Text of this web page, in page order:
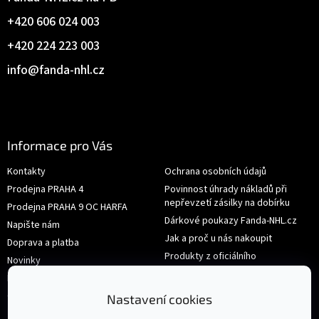
Nastavení cookies
info@fanda-nhl.cz
+420 224 223 003
+420 606 024 003
Informace pro Vás
Kontakty
Prodejna PRAHA 4
Prodejna PRAHA 9 OC HARFA
Napište nám
Doprava a platba
Novinky
Hodnocení obchodu
Obchodní podmínky
Ochrana osobních údajů
Povinnost úhrady nákladů při
nepřevzetí zásilky na dobírku
Dárkové poukazy Fanda-NHL.cz
Jak a proč u nás nakoupit
Produkty z oficiálního
shop.nhl.com
Výměna nebo vrácení zboží